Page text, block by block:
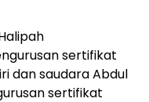
sertifikat
dan saudara Abdul
sertifikat